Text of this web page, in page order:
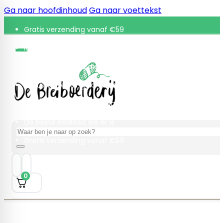
Ga naar hoofdinhoudGa naar voettekst
Gratis verzending vanaf €59
Retourneren binnen 30 dagen
De beste kwaliteit die er is
Gratis verzending vanaf €59
Retourneren binnen 30 dagen
Zoeken
0